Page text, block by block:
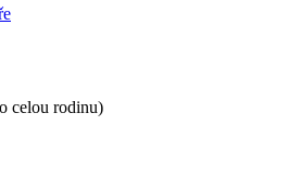
celou rodinu)